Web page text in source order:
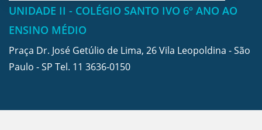
UNIDADE II - COLÉGIO SANTO IVO 6º ANO AO
ENSINO MÉDIO
Praça Dr. José Getúlio de Lima, 26 Vila Leopoldina - São
Paulo - SP Tel. 11 3636-0150